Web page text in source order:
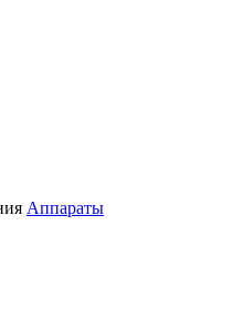
Аппараты